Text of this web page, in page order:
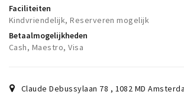
Membership
Contact
Partner Apps
Faciliteiten
Kindvriendelijk, Reserveren mogelijk
Betaalmogelijkheden
Cash, Maestro, Visa
Claude Debussylaan 78 , 1082 MD